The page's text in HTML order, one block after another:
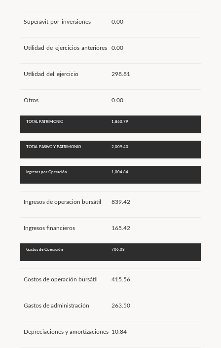
Superávit por inversiones 0.00
Utilidad de ejercicios anteriores 0.00
Utilidad del ejercicio 298.81
Otros 0.00
TOTAL PATRIMONIO 1,860.79
TOTAL PASIVO Y PATRIMONIO 2,009.40
Ingresos por Operación 1,004.84
Ingresos de operacion bursátil 839.42
Ingresos financieros 165.42
Gastos de Operación 706.03
Costos de operación bursátil 415.56
Gastos de administración 263.50
Depreciaciones y amortizaciones 10.84